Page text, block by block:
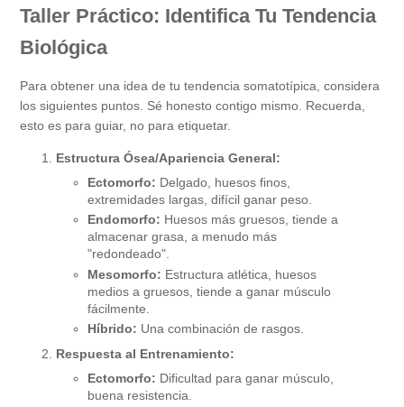
Taller Práctico: Identifica Tu Tendencia
Biológica
Para obtener una idea de tu tendencia somatotípica, considera
los siguientes puntos. Sé honesto contigo mismo. Recuerda,
esto es para guiar, no para etiquetar.
Estructura Ósea/Apariencia General:
Ectomorfo: Delgado, huesos finos,
extremidades largas, difícil ganar peso.
Endomorfo: Huesos más gruesos, tiende a
almacenar grasa, a menudo más
"redondeado".
Mesomorfo: Estructura atlética, huesos
medios a gruesos, tiende a ganar músculo
fácilmente.
Híbrido: Una combinación de rasgos.
Respuesta al Entrenamiento:
Ectomorfo: Dificultad para ganar músculo,
buena resistencia.